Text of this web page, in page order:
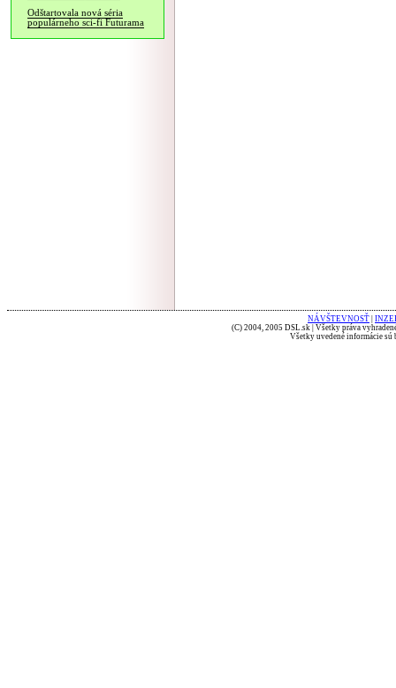
Odštartovala nová séria
populárneho sci-fi Futurama
NÁVŠTEVNOSŤ
(C) 2004, 2005 DSL.sk | Všetky práva
Všetky uvedené informácie sú